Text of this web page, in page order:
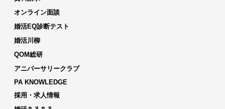
オンライン面談
婚活EQ診断テスト
婚活川柳
QOM総研
アニバーサリークラブ
PA KNOWLEDGE
採用・求人情報